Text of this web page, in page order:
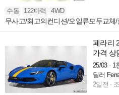
수동 122마력 4WD
무사고/최고의컨디션/오일류모두교체
페라리
가격 상
25/03 1
딜러
2일전